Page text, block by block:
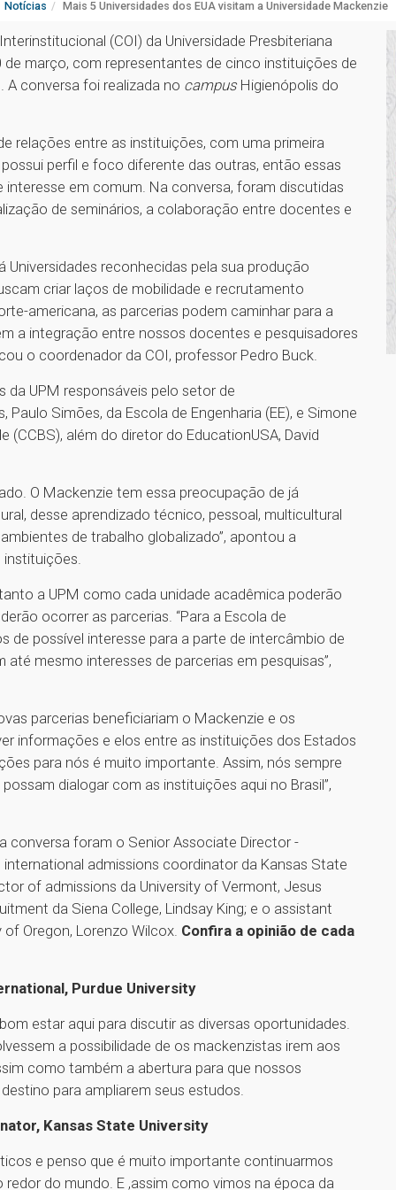
Notícias Mais 5 Universidades dos EUA visitam a Universidade Mackenzie
(COI) da Universidade Presbiteriana
março, com representantes de cinco instituições de
A conversa foi realizada no campus Higienópolis do
relações entre as instituições, com uma primeira
perfil e foco diferente das outras, então essas
em comum. Na conversa, foram discutidas
de seminários, a colaboração entre docentes e
reconhecidas pela sua produção
criar laços de mobilidade e recrutamento
americana, as parcerias podem caminhar para a
a integração entre nossos docentes e pesquisadores
o coordenador da COI, professor Pedro Buck.
UPM responsáveis pelo setor de
Simões, da Escola de Engenharia (EE), e Simone
(CCBS), além do diretor do EducationUSA, David
O Mackenzie tem essa preocupação de já
desse aprendizado técnico, pessoal, multicultural
de trabalho globalizado”, apontou a
instituições.
a UPM como cada unidade acadêmica poderão
ocorrer as parcerias. “Para a Escola de
de possível interesse para a parte de intercâmbio de
mesmo interesses de parcerias em pesquisas”,
parcerias beneficiariam o Mackenzie e os
informações e elos entre as instituições dos Estados
para nós é muito importante. Assim, nós sempre
dialogar com as instituições aqui no Brasil”,
conversa foram o Senior Associate Director -
international admissions coordinator da Kansas State
of admissions da University of Vermont, Jesus
da Siena College, Lindsay King; e o assistant
Oregon, Lorenzo Wilcox. Confira a opinião de cada
Purdue University
estar aqui para discutir as diversas oportunidades.
a possibilidade de os mackenzistas irem aos
como também a abertura para que nossos
para ampliarem seus estudos.
Kansas State University
e penso que é muito importante continuarmos
do mundo. E ,assim como vimos na época da